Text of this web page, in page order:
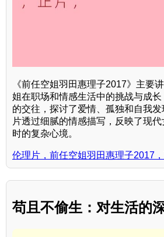
《前任空姐羽田惠理子2017》主要
姐在职场和情感生活中的挑战与成
的交往，探讨了爱情、孤独和自我
片透过细腻的情感描写，反映了现
时的复杂心境。
伦理片，前任空姐羽田惠理子2017，
苟且不偷生：对生活的